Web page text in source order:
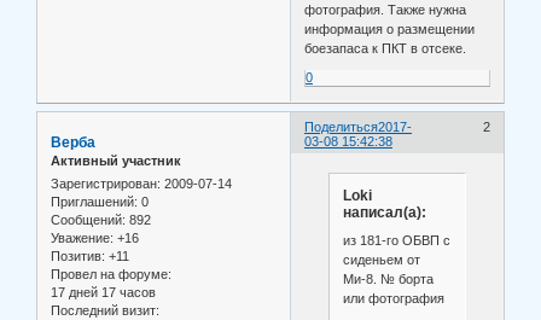
фотография. Также нужна
информация о размещении
боезапаса к ПКТ в отсеке.
0
Поделиться 2
2017-
03-08 15:42:38
Верба
Активный участник
Зарегистрирован: 2009-07-14
Приглашений: 0
Сообщений: 892
Уважение: +16
Позитив: +11
Провел на форуме:
17 дней 17 часов
Последний визит:
Loki
написал(а):
из 181-го ОБВП с
сиденьем от
Ми-8. № борта
или фотография